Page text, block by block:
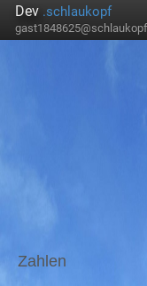
Dev .schlaukopf
Zahlen